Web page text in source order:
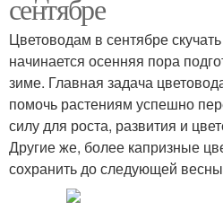
сентябре
Цветоводам в сентябре
начинается осенняя пора
зиме. Главная задача
помочь растениям успешно
силу для роста, развития и
Другие же, более капризные
сохранить до следующей